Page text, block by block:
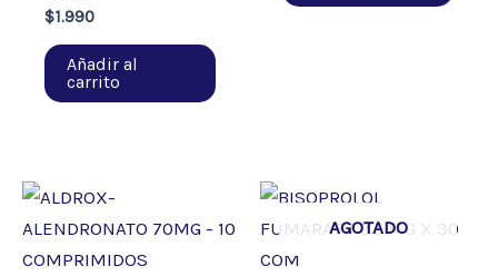
$1.990
Añadir al
carrito
AGOTADO